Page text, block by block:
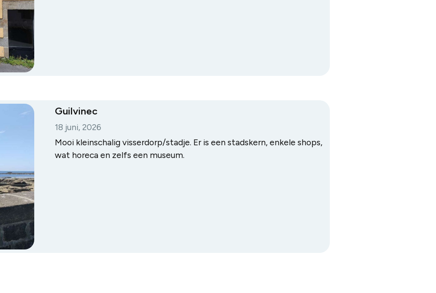
Guilvinec
18 juni, 2026
Mooi kleinschalig visserdorp/stadje. Er is een stadskern, enkele shops,
wat horeca en zelfs een museum.